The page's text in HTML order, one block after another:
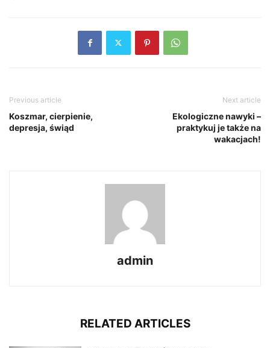
Previous article
Koszmar, cierpienie,
depresja, świąd
Next article
Ekologiczne nawyki –
praktykuj je także na
wakacjach!
admin
RELATED ARTICLES